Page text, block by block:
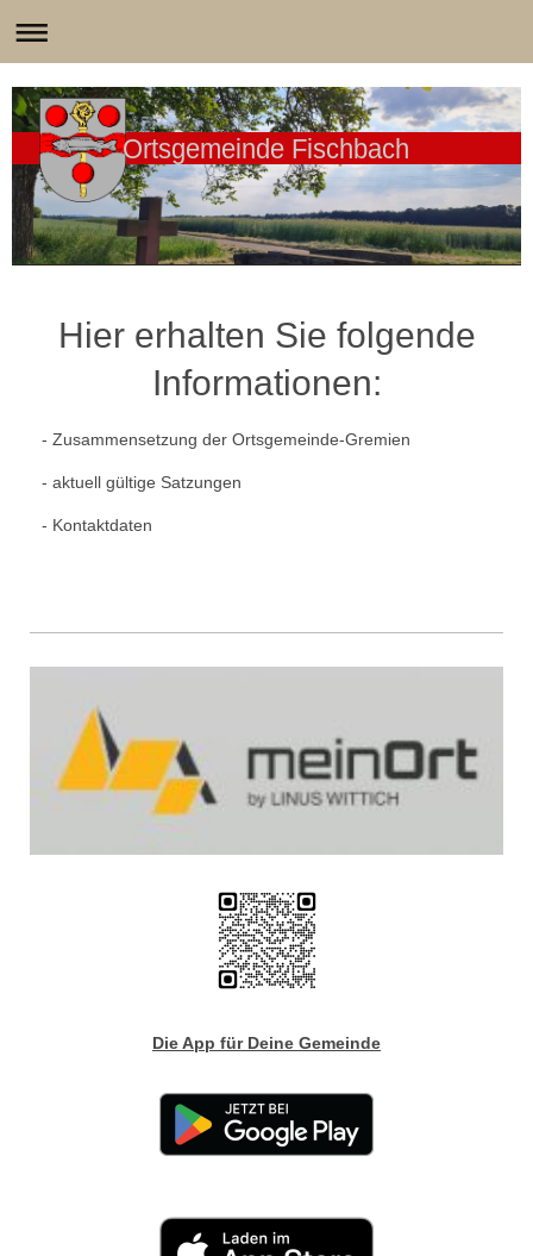
Ortsgemeinde Fischbach
Hier erhalten Sie folgende
Informationen:
- Zusammensetzung der Ortsgemeinde-Gremien
- aktuell gültige Satzungen
- Kontaktdaten
Die App für Deine Gemeinde